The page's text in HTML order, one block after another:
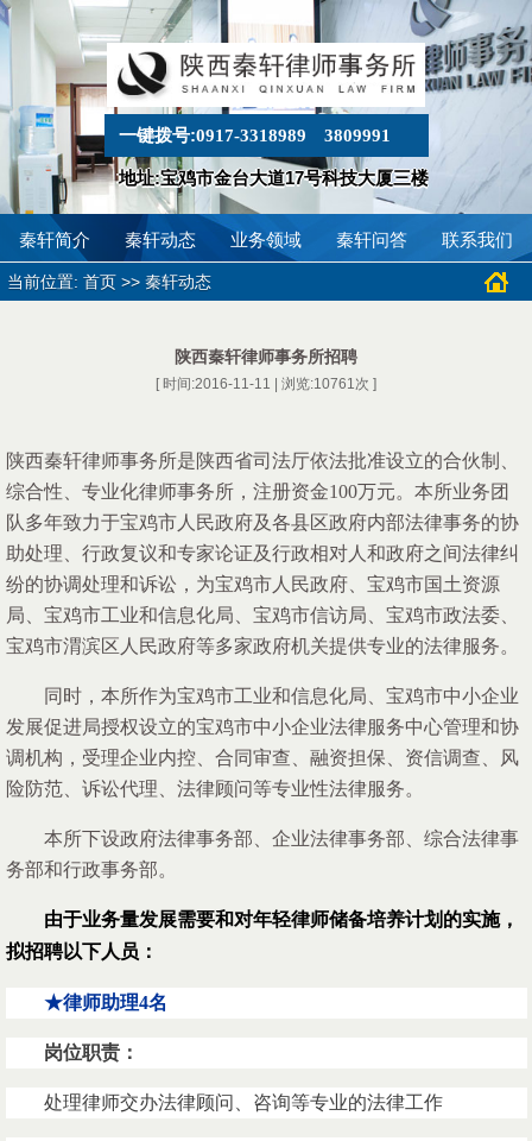
一键拨号:0917-3318989 3809991
地址:宝鸡市金台大道17号科技大厦三楼
秦轩简介 秦轩动态 业务领域 秦轩问答 联系我们
当前位置: 首页 >> 秦轩动态
陕西秦轩律师事务所招聘
[ 时间:2016-11-11 | 浏览:10761次 ]
陕西秦轩律师事务所是陕西省司法厅依法批准设立的合伙制、
综合性、专业化律师事务所，注册资金100万元。本所业务团
队多年致力于宝鸡市人民政府及各县区政府内部法律事务的协
助处理、行政复议和专家论证及行政相对人和政府之间法律纠
纷的协调处理和诉讼，为宝鸡市人民政府、宝鸡市国土资源
局、宝鸡市工业和信息化局、宝鸡市信访局、宝鸡市政法委、
宝鸡市渭滨区人民政府等多家政府机关提供专业的法律服务。
同时，本所作为宝鸡市工业和信息化局、宝鸡市中小企业
发展促进局授权设立的宝鸡市中小企业法律服务中心管理和协
调机构，受理企业内控、合同审查、融资担保、资信调查、风
险防范、诉讼代理、法律顾问等专业性法律服务。
本所下设政府法律事务部、企业法律事务部、综合法律事
务部和行政事务部。
由于业务量发展需要和对年轻律师储备培养计划的实施，
拟招聘以下人员：
★律师助理4名
岗位职责：
处理律师交办法律顾问、咨询等专业的法律工作